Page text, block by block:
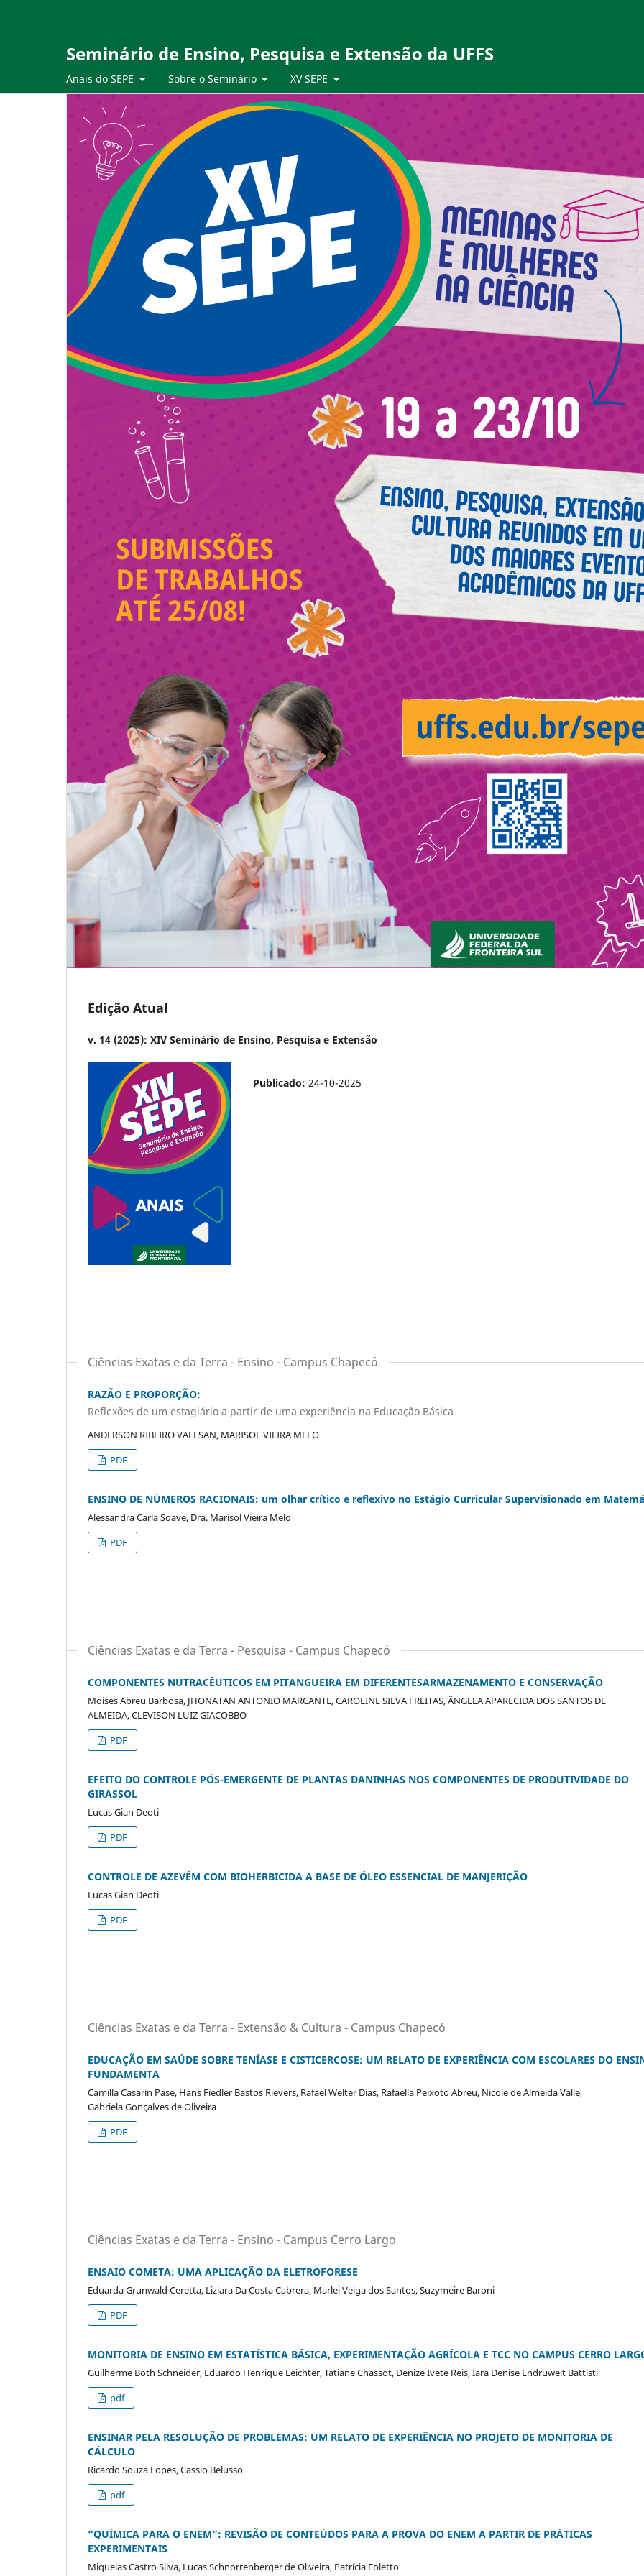
Seminário de Ensino, Pesquisa e Extensão da UFFS
Anais do SEPE Sobre o Seminário XV SEPE
Edição Atual
v. 14 (2025): XIV Seminário de Ensino, Pesquisa e Extensão
Publicado: 24-10-2025
Ciências Exatas e da Terra - Ensino - Campus Chapecó
RAZÃO E PROPORÇÃO:
Reflexões de um estagiário a partir de uma experiência na Educação Básica
ANDERSON RIBEIRO VALESAN, MARISOL VIEIRA MELO
PDF
ENSINO DE NÚMEROS RACIONAIS: um olhar crítico e reflexivo no Estágio Curricular Supervisionado em
Alessandra Carla Soave, Dra. Marisol Vieira Melo
PDF
Ciências Exatas e da Terra - Pesquisa - Campus Chapecó
COMPONENTES NUTRACÊUTICOS EM PITANGUEIRA EM DIFERENTESARMAZENAMENTO E CONSERVAÇÃO
Moises Abreu Barbosa, JHONATAN ANTONIO MARCANTE, CAROLINE SILVA FREITAS, ÂNGELA APARECIDA DOS SANTOS DE
ALMEIDA, CLEVISON LUIZ GIACOBBO
PDF
EFEITO DO CONTROLE PÓS-EMERGENTE DE PLANTAS DANINHAS NOS COMPONENTES DE PRODUTIVIDADE DO
GIRASSOL
Lucas Gian Deoti
PDF
CONTROLE DE AZEVÉM COM BIOHERBICIDA A BASE DE ÓLEO ESSENCIAL DE MANJERIÇÃO
Lucas Gian Deoti
PDF
Ciências Exatas e da Terra - Extensão & Cultura - Campus Chapecó
EDUCAÇÃO EM SAÚDE SOBRE TENÍASE E CISTICERCOSE: UM RELATO DE EXPERIÊNCIA COM ESCOLARES DO
FUNDAMENTA
Camilla Casarin Pase, Hans Fiedler Bastos Rievers, Rafael Welter Dias, Rafaella Peixoto Abreu, Nicole de Almeida Valle,
Gabriela Gonçalves de Oliveira
PDF
Ciências Exatas e da Terra - Ensino - Campus Cerro Largo
ENSAIO COMETA: UMA APLICAÇÃO DA ELETROFORESE
Eduarda Grunwald Ceretta, Liziara Da Costa Cabrera, Marlei Veiga dos Santos, Suzymeire Baroni
PDF
MONITORIA DE ENSINO EM ESTATÍSTICA BÁSICA, EXPERIMENTAÇÃO AGRÍCOLA E TCC NO CAMPUS CERRO
Guilherme Both Schneider, Eduardo Henrique Leichter, Tatiane Chassot, Denize Ivete Reis, Iara Denise Endruweit Battisti
pdf
ENSINAR PELA RESOLUÇÃO DE PROBLEMAS: UM RELATO DE EXPERIÊNCIA NO PROJETO DE MONITORIA DE
CÁLCULO
Ricardo Souza Lopes, Cassio Belusso
pdf
“QUÍMICA PARA O ENEM”: REVISÃO DE CONTEÚDOS PARA A PROVA DO ENEM A PARTIR DE PRÁTICAS
EXPERIMENTAIS
Miqueias Castro Silva, Lucas Schnorrenberger de Oliveira, Patrícia Foletto